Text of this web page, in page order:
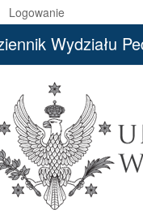
Logowanie
Wydziału